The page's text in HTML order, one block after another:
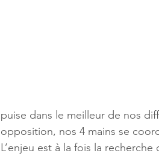
puise dans le meilleur de nos
opposition, nos 4 mains se
L’enjeu est à la fois la